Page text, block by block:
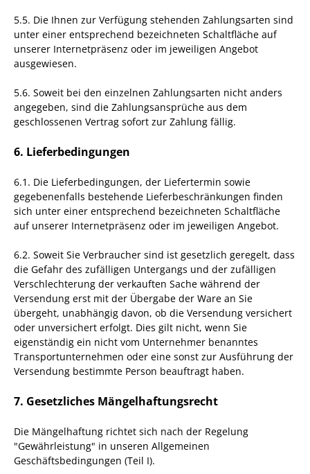
5.5. Die Ihnen zur Verfügung stehenden Zahlungsarten sind
unter einer entsprechend bezeichneten Schaltfläche auf
unserer Internetpräsenz oder im jeweiligen Angebot
ausgewiesen.
5.6. Soweit bei den einzelnen Zahlungsarten nicht anders
angegeben, sind die Zahlungsansprüche aus dem
geschlossenen Vertrag sofort zur Zahlung fällig.
6. Lieferbedingungen
6.1. Die Lieferbedingungen, der Liefertermin sowie
gegebenenfalls bestehende Lieferbeschränkungen finden
sich unter einer entsprechend bezeichneten Schaltfläche
auf unserer Internetpräsenz oder im jeweiligen Angebot.
6.2. Soweit Sie Verbraucher sind ist gesetzlich geregelt, dass
die Gefahr des zufälligen Untergangs und der zufälligen
Verschlechterung der verkauften Sache während der
Versendung erst mit der Übergabe der Ware an Sie
übergeht, unabhängig davon, ob die Versendung versichert
oder unversichert erfolgt. Dies gilt nicht, wenn Sie
eigenständig ein nicht vom Unternehmer benanntes
Transportunternehmen oder eine sonst zur Ausführung der
Versendung bestimmte Person beauftragt haben.
7. Gesetzliches Mängelhaftungsrecht
Die Mängelhaftung richtet sich nach der Regelung
"Gewährleistung" in unseren Allgemeinen
Geschäftsbedingungen (Teil I).